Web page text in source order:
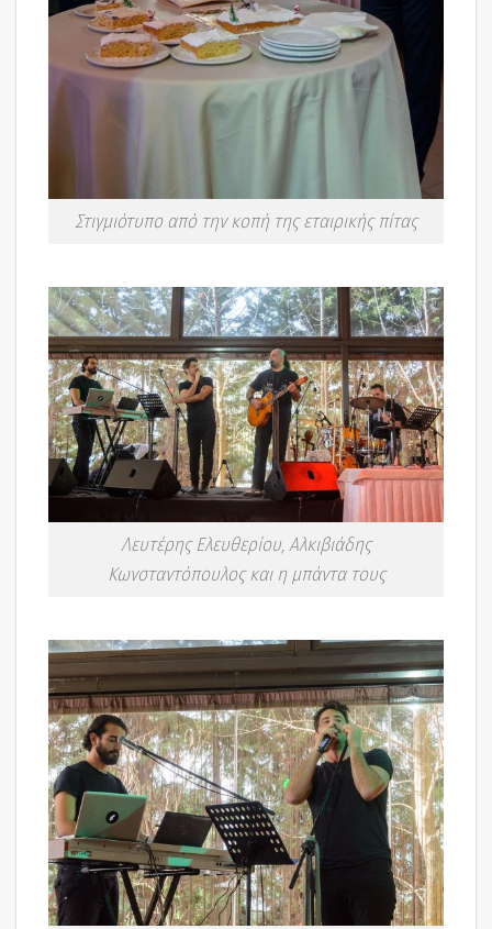
Στιγμιότυπο από την κοπή της εταιρικής πίτας
Λευτέρης Ελευθερίου, Αλκιβιάδης
Κωνσταντόπουλος και η μπάντα τους